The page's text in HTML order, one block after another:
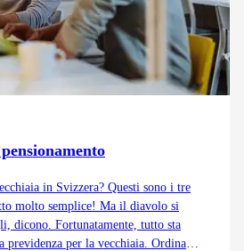
in Svizzera? Questi sono i tre
molto semplice! Ma il diavolo si
dicono. Fortunatamente, tutto sta
previdenza per la vecchiaia. Ordinata